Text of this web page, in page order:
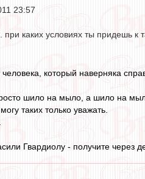
23:57
каких условиях ты придешь к
который наверняка
шило на мыло, а шило на
таких только уважать.
Гвардиолу - получите через